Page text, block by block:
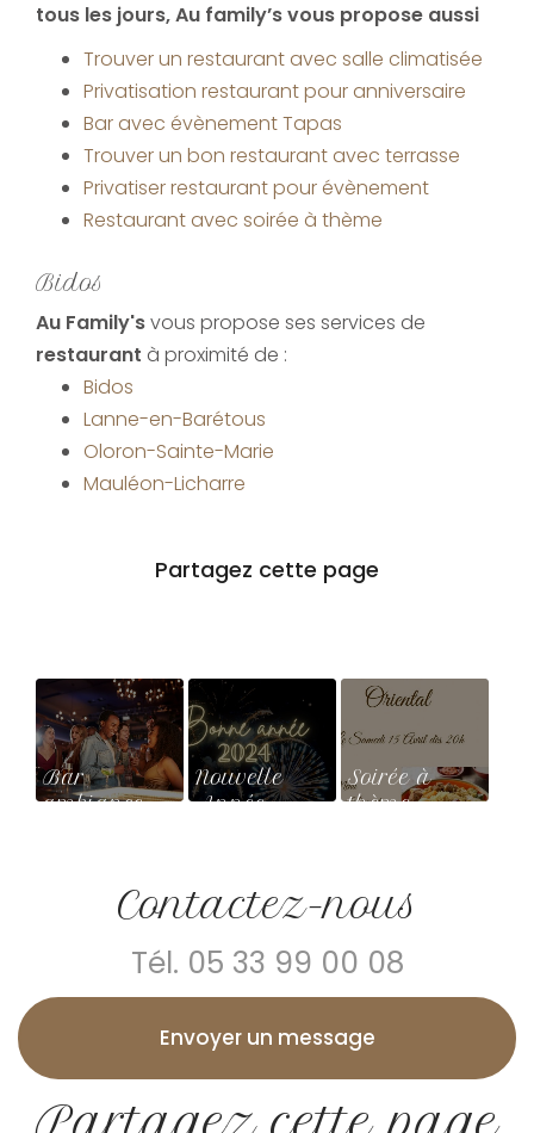
tous les jours, Au family’s vous propose aussi
Trouver un restaurant avec salle climatisée
Privatisation restaurant pour anniversaire
Bar avec évènement Tapas
Trouver un bon restaurant avec terrasse
Privatiser restaurant pour évènement
Restaurant avec soirée à thème
Bidos
Au Family'svous propose ses services de
restaurant à proximité de :
Bidos
Lanne-en-Barétous
Oloron-Sainte-Marie
Mauléon-Licharre
Bar
ambiance
Nouvelle
Année
Soirée à
thème
Lanne-en-
Contactez-nous
Tél. 05 33 99 00 08
Envoyer un message